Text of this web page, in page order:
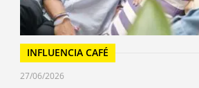
INFLUENCIA CAFÉ
27/06/2026